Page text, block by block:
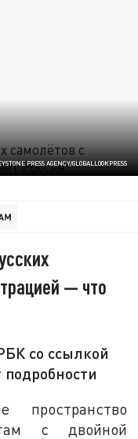
PRESS AGENCY/GLOBALLOOKPRESS
— что
со ссылкой
пространство
с двойной